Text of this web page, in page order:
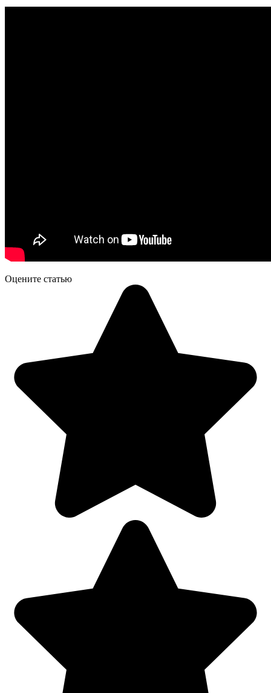
Оцените статью